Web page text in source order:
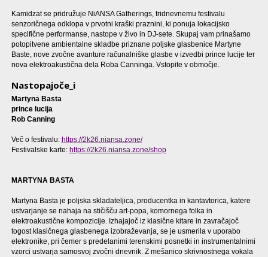
Kamidzat se pridružuje NiANSA Gatherings, tridnevnemu festivalu
senzoričnega odklopa v prvotni kraški praznini, ki ponuja lokacijsko
specifične performanse, nastope v živo in DJ-sete. Skupaj vam prinašamo
potopitvene ambientalne skladbe priznane poljske glasbenice Martyne
Baste, nove zvočne avanture računalniške glasbe v izvedbi prince lucije ter
nova elektroakustična dela Roba Canninga. Vstopite v območje.
Nastopajoče_i
Martyna Basta
prince lucija
Rob Canning
Več o festivalu: https://2k26.niansa.zone/
Festivalske karte: https://2k26.niansa.zone/shop
MARTYNA BASTA
Martyna Basta je poljska skladateljica, producentka in kantavtorica, katere
ustvarjanje se nahaja na stičišču art-popa, komornega folka in
elektroakustične kompozicije. Izhajajoč iz klasične kitare in zavračajoč
togost klasičnega glasbenega izobraževanja, se je usmerila v uporabo
elektronike, pri čemer s predelanimi terenskimi posnetki in instrumentalnimi
vzorci ustvarja samosvoj zvočni dnevnik. Z mešanico skrivnostnega vokala